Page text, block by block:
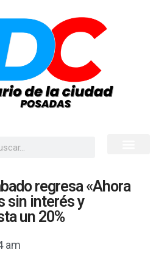
regresa «Ahora
sin interés y
un 20%
am